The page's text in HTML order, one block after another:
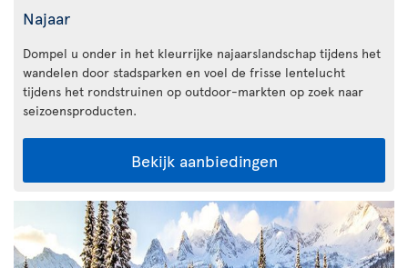
Najaar
Dompel u onder in het kleurrijke najaarslandschap tijdens het
wandelen door stadsparken en voel de frisse lentelucht
tijdens het rondstruinen op outdoor-markten op zoek naar
seizoensproducten.
Bekijk aanbiedingen